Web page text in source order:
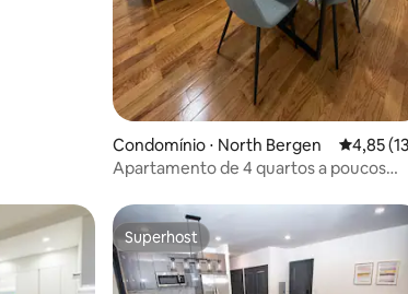
Condomínio ⋅ North Bergen 4,85 de
4,85
Apartamento de 4 quartos a poucos
hóspedes Superhost
Superhost